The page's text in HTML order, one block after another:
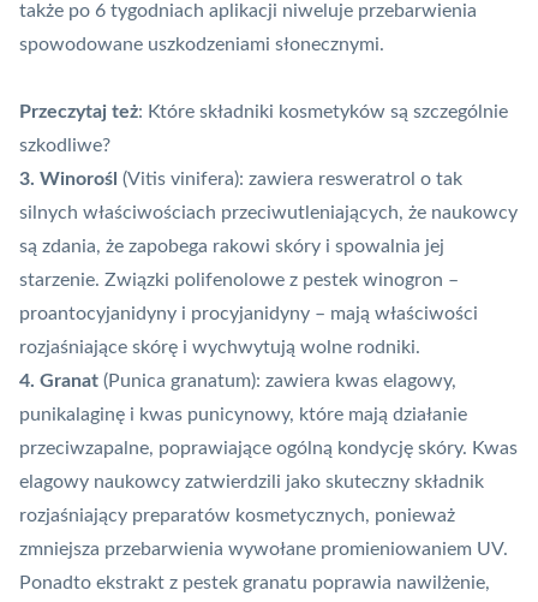
także po 6 tygodniach aplikacji niweluje przebarwienia
spowodowane uszkodzeniami słonecznymi.
Przeczytaj też: Które składniki kosmetyków są szczególnie
szkodliwe?
3. Winorośl (Vitis vinifera): zawiera resweratrol o tak
silnych właściwościach przeciwutleniających, że naukowcy
są zdania, że zapobega rakowi skóry i spowalnia jej
starzenie. Związki polifenolowe z pestek winogron –
proantocyjanidyny i procyjanidyny – mają właściwości
rozjaśniające skórę i wychwytują wolne rodniki.
4. Granat (Punica granatum): zawiera kwas elagowy,
punikalaginę i kwas punicynowy, które mają działanie
przeciwzapalne, poprawiające ogólną kondycję skóry. Kwas
elagowy naukowcy zatwierdzili jako skuteczny składnik
rozjaśniający preparatów kosmetycznych, ponieważ
zmniejsza przebarwienia wywołane promieniowaniem UV.
Ponadto ekstrakt z pestek granatu poprawia nawilżenie,